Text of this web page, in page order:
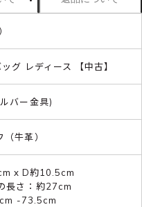
グ レディース 【中古】
バー金具)
牛革）
x D約10.5cm
長さ：約27cm
cm -73.5cm